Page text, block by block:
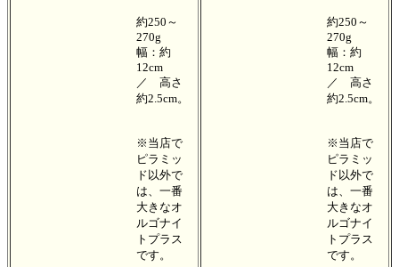
約250～
270g
幅：約
12cm
／ 高さ
約2.5cm。
※当店で
ピラミッ
ド以外で
は、一番
大きなオ
ルゴナイ
トプラス
です。
約250～
270g
幅：約
12cm
／ 高さ
約2.5cm。
※当店で
ピラミッ
ド以外で
は、一番
大きなオ
ルゴナイ
トプラス
です。